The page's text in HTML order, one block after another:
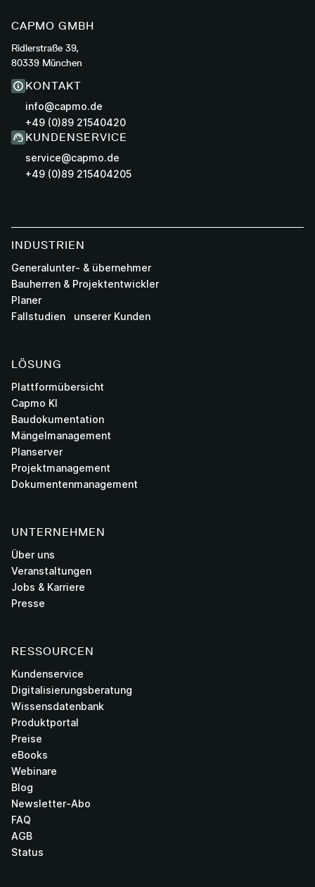
CAPMO GMBH
Ridlerstraße 39,
80339 München
KONTAKT
info@capmo.de
+49 (0)89 21540420
KUNDENSERVICE
service@capmo.de
+49 (0)89 215404205
INDUSTRIEN
Generalunter- & übernehmer
Bauherren & Projektentwickler
Planer
Fallstudien unserer Kunden
LÖSUNG
Plattformübersicht
Capmo KI
Baudokumentation
Mängelmanagement
Planserver
Projektmanagement
Dokumentenmanagement
UNTERNEHMEN
Über uns
Veranstaltungen
Jobs & Karriere
Presse
RESSOURCEN
Kundenservice
Digitalisierungsberatung
Wissensdatenbank
Produktportal
Preise
eBooks
Webinare
Blog
Newsletter-Abo
FAQ
AGB
Status